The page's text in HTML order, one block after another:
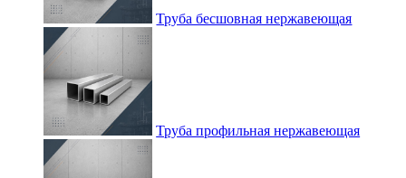
Труба бесшовная нержавеющая
Труба профильная нержавеющая